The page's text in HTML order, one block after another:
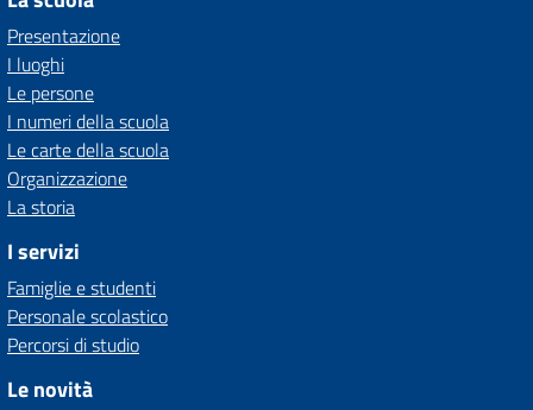
Presentazione
I luoghi
Le persone
I numeri della scuola
Le carte della scuola
Organizzazione
La storia
I servizi
Famiglie e studenti
Personale scolastico
Percorsi di studio
Le novità